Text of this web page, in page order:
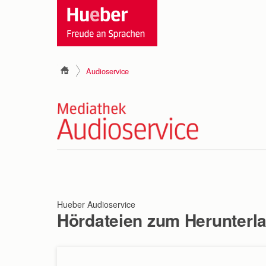
Audioservice
Hueber Audioservice
Hördateien zum